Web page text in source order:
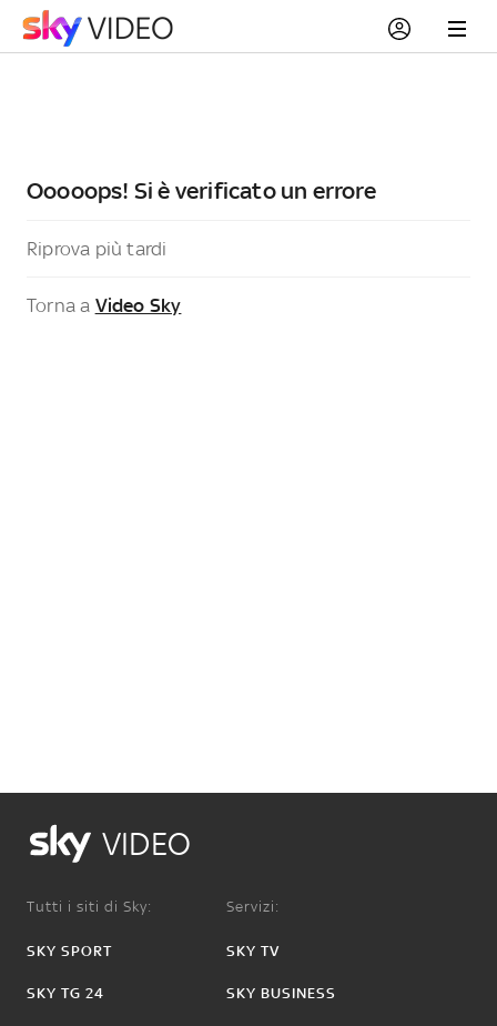
Ooooops! Si è verificato un errore
Riprova più tardi
Torna a Video Sky
VIDEO
Tutti i siti di Sky:
SKY SPORT
SKY TG 24
Servizi:
SKY TV
SKY BUSINESS